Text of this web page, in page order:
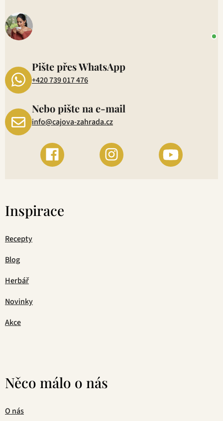
Pište přes WhatsApp
+420 739 017 476
Nebo pište na e-mail
info@cajova-zahrada.cz
Inspirace
Recepty
Blog
Herbář
Novinky
Akce
Něco málo o nás
O nás